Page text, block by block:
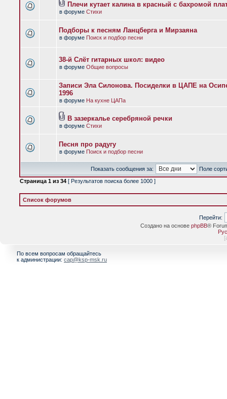
Плечи кутает калина в красный с бахромой
в форуме Стихи
Подборы к песням Ланцберга и Мирзаяна
в форуме Поиск и подбор песни
38-й Слёт гитарных школ: видео
в форуме Общие вопросы
Записи Эла Силонова. Посиделки в ЦАПЕ на
1996
в форуме На кухне ЦАПа
В зазеркалье серебряной речки
в форуме Стихи
Песня про радугу
в форуме Поиск и подбор песни
Показать сообщения за:
Поле
Страница 1 из 34 [ Результатов поиска более 1000 ]
Список форумов
Перейти:
Создано на основе phpBB®
[
По всем вопросам обращайтесь
к администрации: cap@ksp-msk.ru